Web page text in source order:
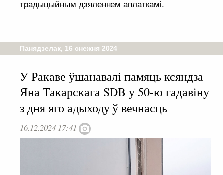
традыцыйным дзяленнем аплаткамі.
Панядзелак, 16 снежня 2024
У Ракаве ўшанавалі памяць ксяндза
Яна Такарскага SDB у 50-ю гадавіну
з дня яго адыходу ў вечнасць
16.12.2024 17:41